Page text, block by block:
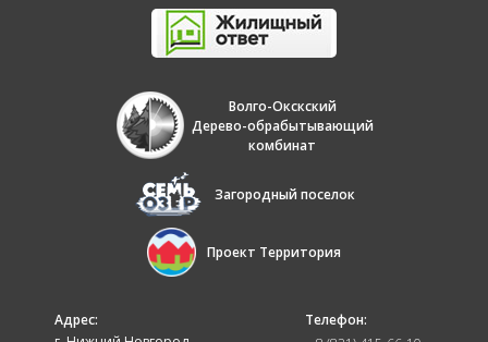
Волго-Окскский
Дерево-обрабытывающий
комбинат
Загородный поселок
Проект Территория
Адрес:
Телефон: